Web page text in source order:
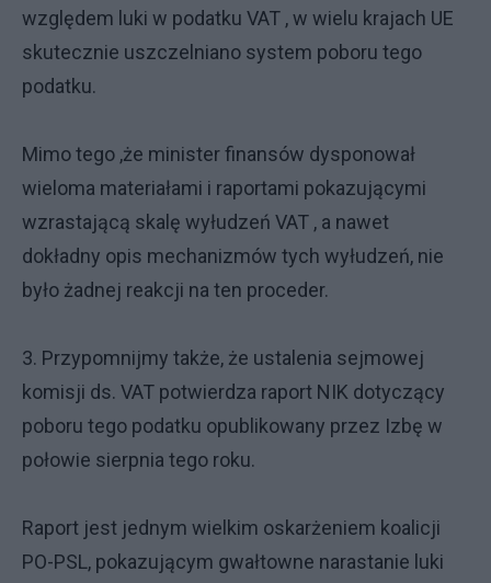
względem luki w podatku VAT , w wielu krajach UE
skutecznie uszczelniano system poboru tego
podatku.
Mimo tego ,że minister finansów dysponował
wieloma materiałami i raportami pokazującymi
wzrastającą skalę wyłudzeń VAT , a nawet
dokładny opis mechanizmów tych wyłudzeń, nie
było żadnej reakcji na ten proceder.
3. Przypomnijmy także, że ustalenia sejmowej
komisji ds. VAT potwierdza raport NIK dotyczący
poboru tego podatku opublikowany przez Izbę w
połowie sierpnia tego roku.
Raport jest jednym wielkim oskarżeniem koalicji
PO-PSL, pokazującym gwałtowne narastanie luki